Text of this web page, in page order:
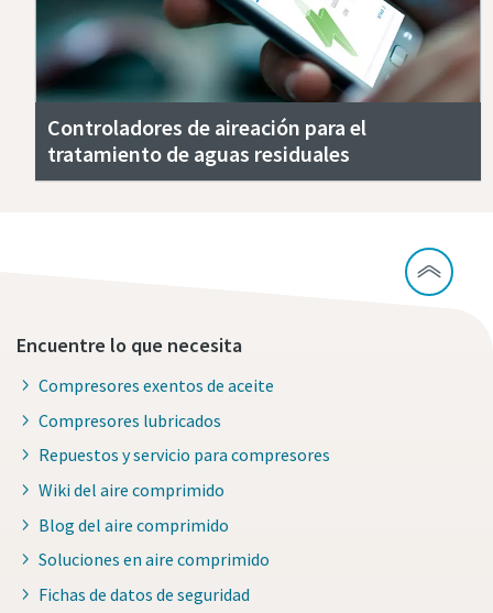
Controladores de aireación para el
tratamiento de aguas residuales
Encuentre lo que necesita
Compresores exentos de aceite
Compresores lubricados
Repuestos y servicio para compresores
Wiki del aire comprimido
Blog del aire comprimido
Soluciones en aire comprimido
Fichas de datos de seguridad